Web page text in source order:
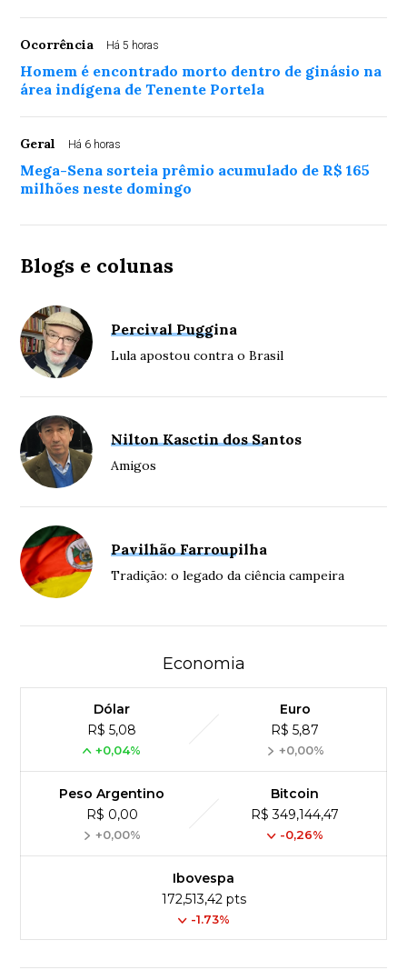
Ocorrência Há 5 horas
Homem é encontrado morto dentro de ginásio na
área indígena de Tenente Portela
Geral Há 6 horas
Mega-Sena sorteia prêmio acumulado de R$ 165
milhões neste domingo
Blogs e colunas
Percival Puggina
Lula apostou contra o Brasil
Nilton Kasctin dos Santos
Amigos
Pavilhão Farroupilha
Tradição: o legado da ciência campeira
Economia
Dólar
R$ 5,08
+0,04%
Euro
R$ 5,87
+0,00%
Peso Argentino
R$ 0,00
+0,00%
Bitcoin
R$ 349,144,47
-0,26%
Ibovespa
172,513,42 pts
-1.73%